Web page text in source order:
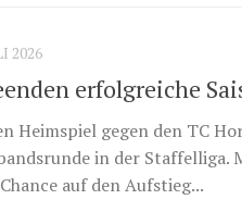
2026
erfolgreiche
Heimspiel gegen den TC
in der Staffelliga.
auf den Aufstieg...